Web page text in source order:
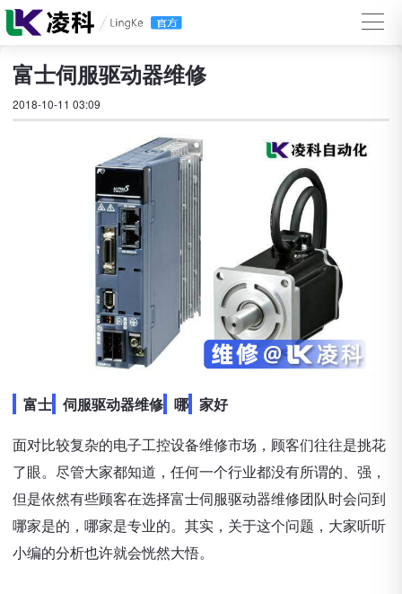
富士伺服驱动器维修
2018-10-11 03:09
富士 伺服驱动器维修 哪 家好
面对比较复杂的电子工控设备维修市场，顾客们往往是挑花
了眼。尽管大家都知道，任何一个行业都没有所谓的、强，
但是依然有些顾客在选择富士伺服驱动器维修团队时会问到
哪家是的，哪家是专业的。其实，关于这个问题，大家听听
小编的分析也许就会恍然大悟。